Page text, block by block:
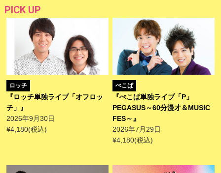
PICK UP
ロッチ
『ロッチ単独ライブ「オフロッ
チ」』
2026年9月30日
¥4,180(税込)
ぺこぱ
『ぺこぱ単独ライブ「P」
PEGASUS～60分漫才＆MUSIC
FES～』
2026年7月29日
¥4,180(税込)